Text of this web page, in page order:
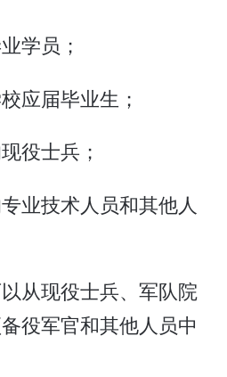
学员；
应届毕业生；
役士兵；
业技术人员和其他人
从现役士兵、军队院
役军官和其他人员中